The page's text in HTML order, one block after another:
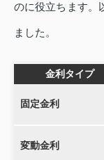
のに役立ちます。
ました。
金利タイプ
固定金利
変動金利